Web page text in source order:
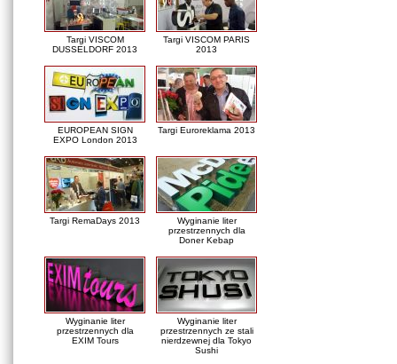
Targi VISCOM
DUSSELDORF 2013
Targi VISCOM PARIS
2013
EUROPEAN SIGN
EXPO London 2013
Targi Euroreklama 2013
Targi RemaDays 2013
Wyginanie liter
przestrzennych dla
Doner Kebap
Wyginanie liter
przestrzennych dla
EXIM Tours
Wyginanie liter
przestrzennych ze stali
nierdzewnej dla Tokyo
Sushi